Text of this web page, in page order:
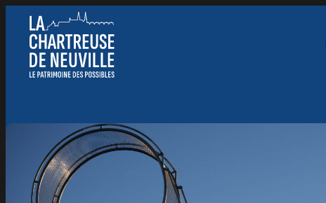
Panneau de gestion des cookies